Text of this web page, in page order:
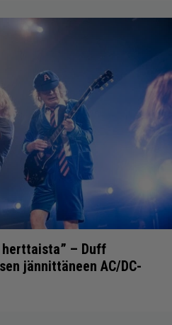
– Duff
jännittäneen AC/DC-